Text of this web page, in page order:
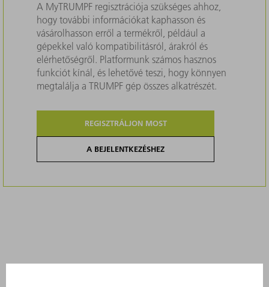
A MyTRUMPF regisztrációja szükséges ahhoz,
hogy további információkat kaphasson és
vásárolhasson erről a termékről, például a
gépekkel való kompatibilitásról, árakról és
elérhetőségről. Platformunk számos hasznos
funkciót kínál, és lehetővé teszi, hogy könnyen
megtalálja a TRUMPF gép összes alkatrészét.
REGISZTRÁLJON MOST
A BEJELENTKEZÉSHEZ